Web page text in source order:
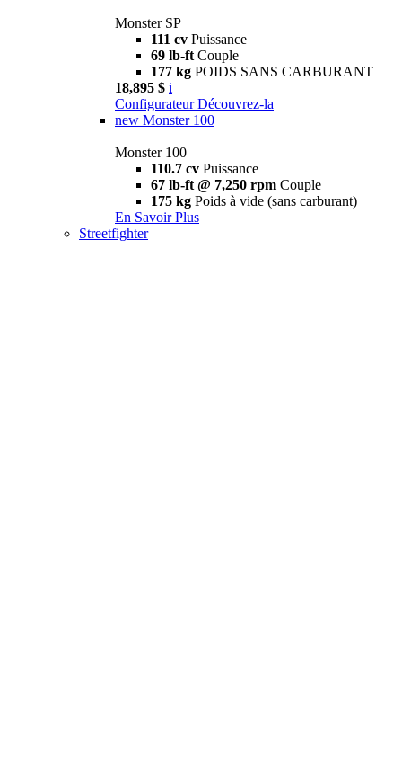
Monster SP
111 cv Puissance
69 lb-ft Couple
177 kg POIDS SANS CARBURANT
18,895 $ i
Configurateur Découvrez-la
new Monster 100
Monster 100
110.7 cv Puissance
67 lb-ft @ 7,250 rpm Couple
175 kg Poids à vide (sans carburant)
En Savoir Plus
Streetfighter